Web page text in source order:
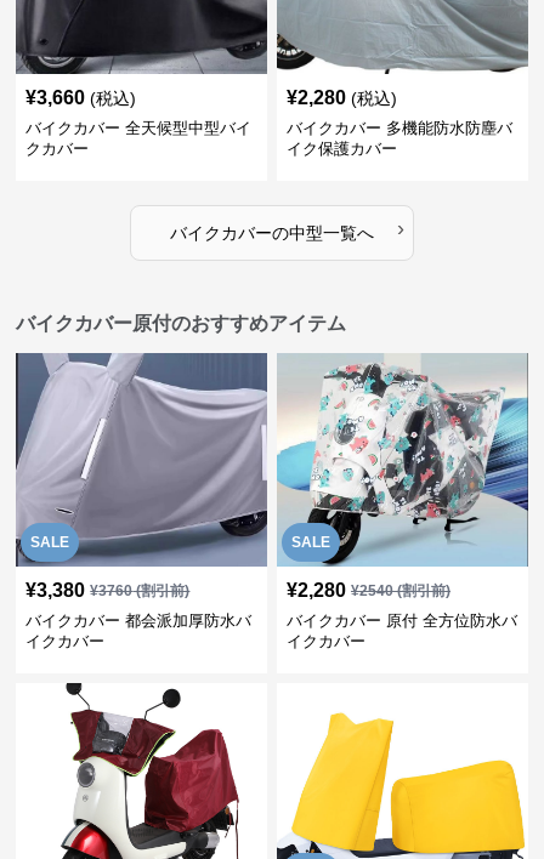
¥3,660 (税込)
バイクカバー 全天候型中型バイ
クカバー
¥2,280 (税込)
バイクカバー 多機能防水防塵バ
イク保護カバー
バイクカバーの中型一覧へ ›
バイクカバー原付のおすすめアイテム
SALE
¥3,380 ¥3760(割引前)
バイクカバー 都会派加厚防水バ
イクカバー
SALE
¥2,280 ¥2540(割引前)
バイクカバー 原付 全方位防水バ
イクカバー